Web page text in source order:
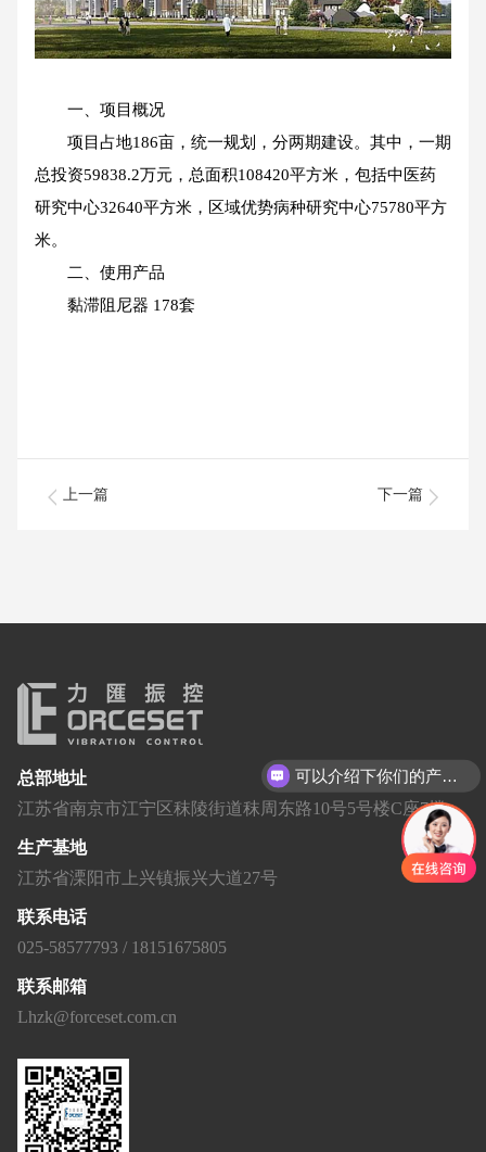
一、项目概况
项目占地186亩，统一规划，分两期建设。其中，一期
总投资59838.2万元，总面积108420平方米，包括中医药
研究中心32640平方米，区域优势病种研究中心75780平方
米。
二、使用产品
黏滞阻尼器 178套
上一篇 下一篇
总部地址
江苏省南京市江宁区秣陵街道秣周东路10号5号楼C座7楼
生产基地
江苏省溧阳市上兴镇振兴大道27号
联系电话
025-58577793 / 18151675805
联系邮箱
Lhzk@forceset.com.cn
可以介绍下你们的产品么？